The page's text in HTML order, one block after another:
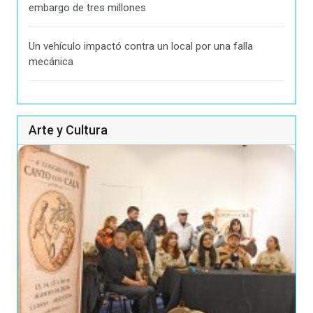
embargo de tres millones
Un vehículo impactó contra un local por una falla
mecánica
Arte y Cultura